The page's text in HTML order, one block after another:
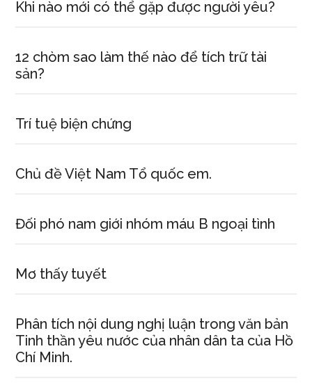
Khi nào mới có thể gặp được người yêu?
12 chòm sao làm thế nào để tích trữ tài
sản?
Trí tuệ biện chứng
Chủ đề Việt Nam Tổ quốc em.
Đối phó nam giới nhóm máu B ngoại tình
Mơ thấy tuyết
Phân tích nội dung nghị luận trong văn bản
Tinh thần yêu nước của nhân dân ta của Hồ
Chí Minh.